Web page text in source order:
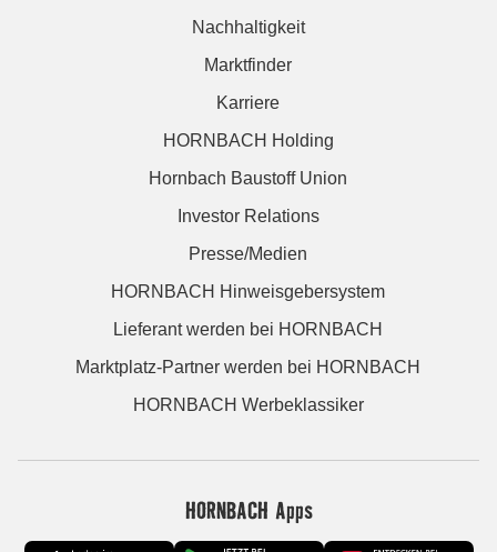
Nachhaltigkeit
Marktfinder
Karriere
HORNBACH Holding
Hornbach Baustoff Union
Investor Relations
Presse/Medien
HORNBACH Hinweisgebersystem
Lieferant werden bei HORNBACH
Marktplatz-Partner werden bei HORNBACH
HORNBACH Werbeklassiker
HORNBACH Apps